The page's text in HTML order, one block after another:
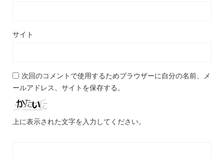
サイト
次回のコメントで使用するためブラウザーに自分の名前、メ
ールアドレス、サイトを保存する。
上に表示された文字を入力してください。